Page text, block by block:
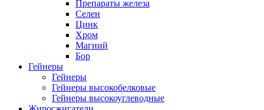
Препараты железа
Селен
Цинк
Хром
Магний
Бор
Гейнеры
Гейнеры
Гейнеры высокобелковые
Гейнеры высокоуглеводные